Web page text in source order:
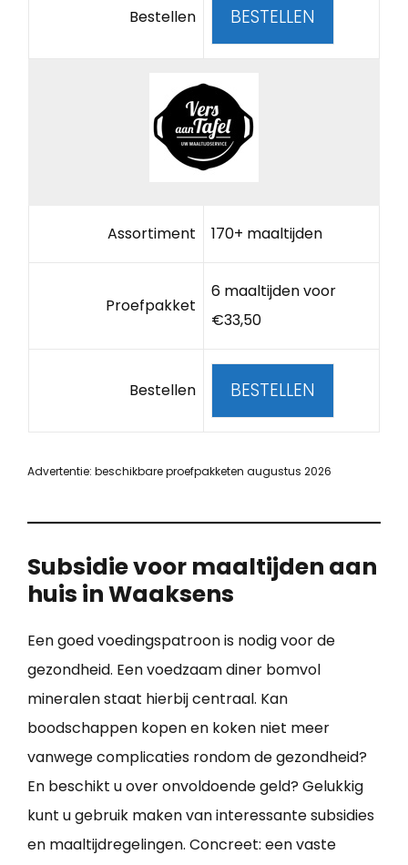
Bestellen BESTELLEN
Assortiment 170+ maaltijden
Proefpakket
6 maaltijden voor
€33,50
Bestellen BESTELLEN
Advertentie: beschikbare proefpakketen augustus 2026
Subsidie voor maaltijden aan
huis in Waaksens
Een goed voedingspatroon is nodig voor de
gezondheid. Een voedzaam diner bomvol
mineralen staat hierbij centraal. Kan
boodschappen kopen en koken niet meer
vanwege complicaties rondom de gezondheid?
En beschikt u over onvoldoende geld? Gelukkig
kunt u gebruik maken van interessante subsidies
en maaltijdregelingen. Concreet: een vaste